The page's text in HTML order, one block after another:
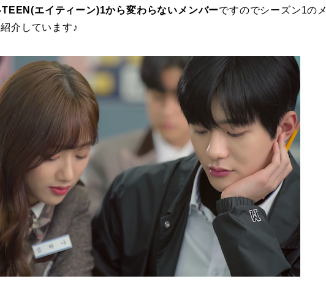
エイティーン)1から変わらないメンバーですのでシーズン1のメ
介しています♪